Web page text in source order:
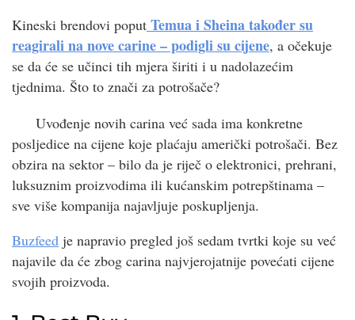
Kineski brendovi poput Temua i Sheina također su
reagirali na nove carine – podigli su cijene, a očekuje
se da će se učinci tih mjera širiti i u nadolazećim
tjednima. Što to znači za potrošače?
Uvođenje novih carina već sada ima konkretne
posljedice na cijene koje plaćaju američki potrošači. Bez
obzira na sektor – bilo da je riječ o elektronici, prehrani,
luksuznim proizvodima ili kućanskim potrepštinama –
sve više kompanija najavljuje poskupljenja.
Buzfeed je napravio pregled još sedam tvrtki koje su već
najavile da će zbog carina najvjerojatnije povećati cijene
svojih proizvoda.